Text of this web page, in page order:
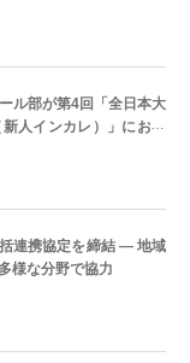
ル部が第4回「全日本大
人インカレ）」におい
抜いた全24チームの頂
連携協定を締結 ― 地域
様な分野で協力